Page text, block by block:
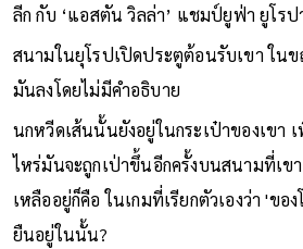
ลีก กับ ‘แอสตัน วิลล่า’ แชมป์ยูฟ่า ยูโรป
สนามในยุโรปเปิดประตูต้อนรับเขา ใน
มันลงโดยไม่มีคำอธิบาย
นกหวีดเส้นนั้นยังอยู่ในกระเป๋าของเขา
ไหร่มันจะถูกเป่าขึ้นอีกครั้งบนสนามที่เข
เหลืออยู่ก็คือ ในเกมที่เรียกตัวเองว่า 'ข
ยืนอยู่ในนั้น?